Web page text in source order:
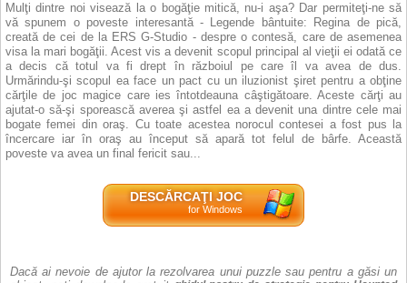
Mulţi dintre noi visează la o bogăţie mitică, nu-i aşa? Dar permiteţi-ne să
vă spunem o poveste interesantă - Legende bântuite: Regina de pică,
creată de cei de la ERS G-Studio - despre o contesă, care de asemenea
visa la mari bogăţii. Acest vis a devenit scopul principal al vieţii ei odată ce
a decis că totul va fi drept în războiul pe care îl va avea de dus.
Urmărindu-şi scopul ea face un pact cu un iluzionist şiret pentru a obţine
cărţile de joc magice care ies întotdeauna câştigătoare. Aceste cărţi au
ajutat-o să-şi sporească averea şi astfel ea a devenit una dintre cele mai
bogate femei din oraş. Cu toate acestea norocul contesei a fost pus la
încercare iar în oraş au început să apară tot felul de bârfe. Această
poveste va avea un final fericit sau...
DESCĂRCAŢI JOC
for Windows
Dacă ai nevoie de ajutor la rezolvarea unui puzzle sau pentru a găsi un